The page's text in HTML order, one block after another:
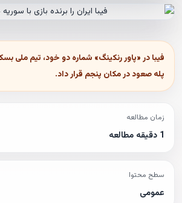
فیبا در «پاور رنکینگ» شماره دو خود، تیم ملی
پله صعود در مکان پنجم قرار داد.
زمان مطالعه
1 دقیقه مطالعه
سطح محتوا
عمومی